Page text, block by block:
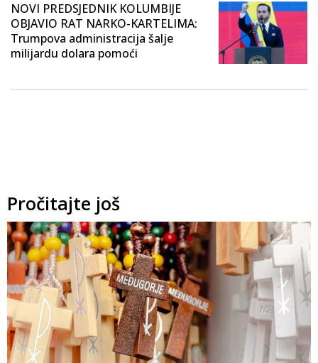
NOVI PREDSJEDNIK KOLUMBIJE
OBJAVIO RAT NARKO-KARTELIMA:
Trumpova administracija šalje
milijardu dolara pomoći
Pročitajte još